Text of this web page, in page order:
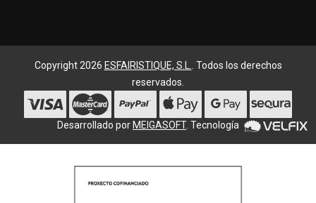
Copyright 2026 ESFAIRISTIQUE, S.L.. Todos los derechos
reservados.
Desarrollado por MEIGASOFT. Tecnología